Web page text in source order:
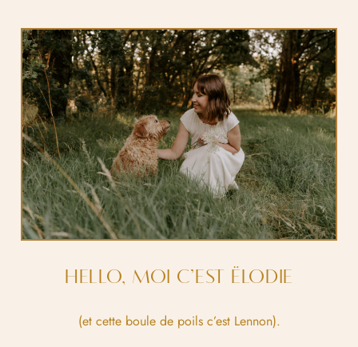
HELLO, MOI C’EST ËLODIE
(et cette boule de poils c’est Lennon).